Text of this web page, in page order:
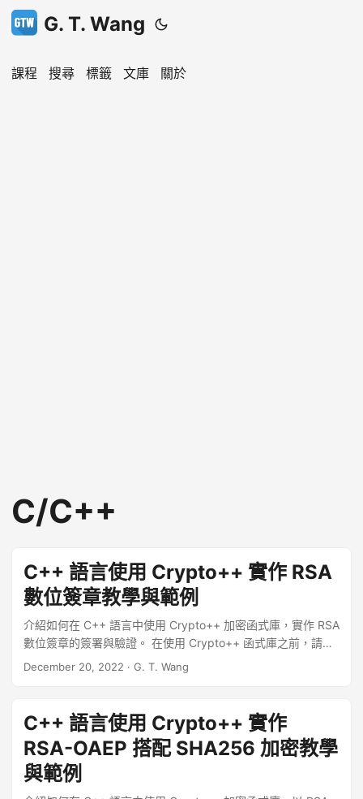
G. T. Wang
課程 搜尋 標籤 文庫 關於
C/C++
C++ 語言使用 Crypto++ 實作 RSA
數位簽章教學與範例
介紹如何在 C++ 語言中使用 Crypto++ 加密函式庫，實作 RSA
數位簽章的簽署與驗證。 在使用 Crypto++ 函式庫之前，請先
確認系統上有安裝好該函式庫，Ubuntu Linux 可以參考
December 20, 2022 · G. T. Wang
C++ 語言使用 Crypto++ 實作
RSA-OAEP 搭配 SHA256 加密教學
與範例